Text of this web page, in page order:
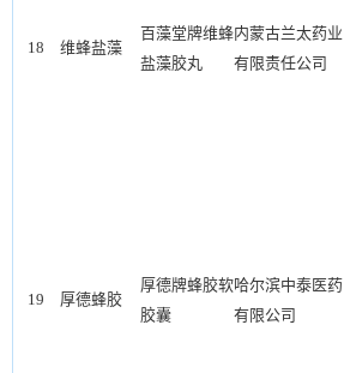
18 维蜂盐藻
百藻堂牌维蜂
盐藻胶丸
内蒙古兰太药业
有限责任公司
19 厚德蜂胶
厚德牌蜂胶软
胶囊
哈尔滨中泰医药
有限公司